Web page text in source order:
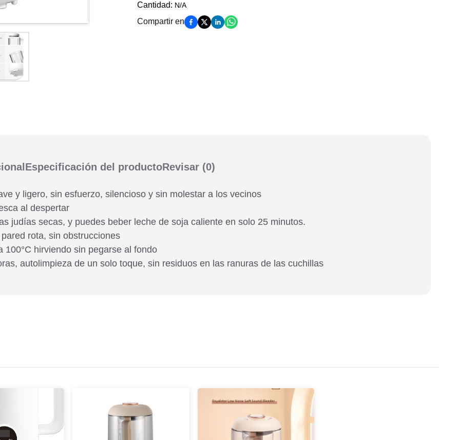
Cantidad: N/A
Compartir en
Especificación del productoRevisar (0)
y ligero, sin esfuerzo, silencioso y sin molestar a los vecinos
al despertar
judías secas, y puedes beber leche de soja caliente en solo 25 minutos.
rota, sin obstrucciones
hirviendo sin pegarse al fondo
autolimpieza de un solo toque, sin residuos en las ranuras de las cuchillas